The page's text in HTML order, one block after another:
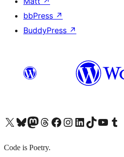
bbPress ↗
BuddyPress ↗
X (旧 Twitter) アカウントへBluesky アカウントへMastodon アカウントへThreads アカウントへ Facebook ページへInstagram アカウントへ LinkedIn アカウントへTikTok アカウントへYouTube チャンネルへ Tumblr アカウントへ
Code is Poetry.